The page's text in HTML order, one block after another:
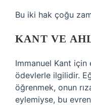
Bu iki hak çoğu
KANT VE
Immanuel Kant
ödevlerle ilgilidir.
öğrenmek, onun
eylemiyse, bu